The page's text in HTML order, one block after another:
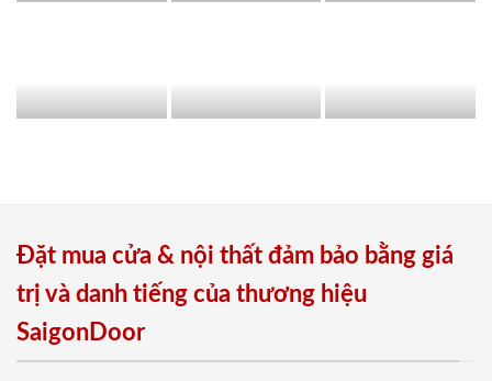
Đặt mua cửa & nội thất đảm bảo bằng giá
trị và danh tiếng của thương hiệu
SaigonDoor